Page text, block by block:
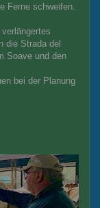
Ferne schweifen.
die Strada del
Soave und den
bei der Planung